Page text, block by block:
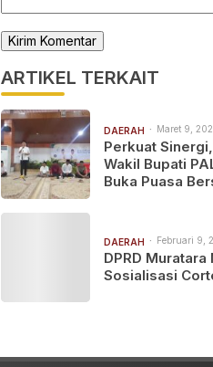
ARTIKEL TERKAIT
DAERAH Maret 9,
Perkuat
Wakil Bupati
Buka Puasa
DAERAH Februari 9,
DPRD
Sosialisasi